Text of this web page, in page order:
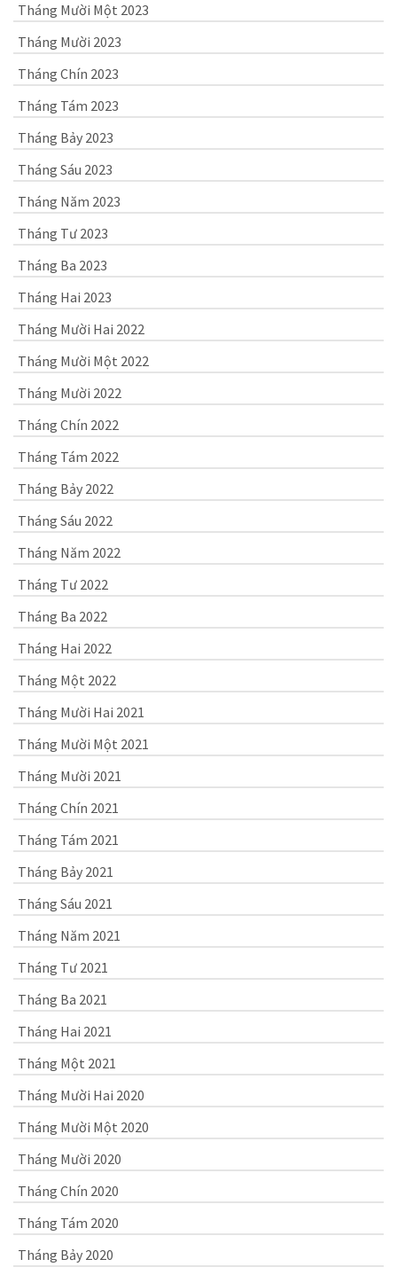
Tháng Mười Một 2023
Tháng Mười 2023
Tháng Chín 2023
Tháng Tám 2023
Tháng Bảy 2023
Tháng Sáu 2023
Tháng Năm 2023
Tháng Tư 2023
Tháng Ba 2023
Tháng Hai 2023
Tháng Mười Hai 2022
Tháng Mười Một 2022
Tháng Mười 2022
Tháng Chín 2022
Tháng Tám 2022
Tháng Bảy 2022
Tháng Sáu 2022
Tháng Năm 2022
Tháng Tư 2022
Tháng Ba 2022
Tháng Hai 2022
Tháng Một 2022
Tháng Mười Hai 2021
Tháng Mười Một 2021
Tháng Mười 2021
Tháng Chín 2021
Tháng Tám 2021
Tháng Bảy 2021
Tháng Sáu 2021
Tháng Năm 2021
Tháng Tư 2021
Tháng Ba 2021
Tháng Hai 2021
Tháng Một 2021
Tháng Mười Hai 2020
Tháng Mười Một 2020
Tháng Mười 2020
Tháng Chín 2020
Tháng Tám 2020
Tháng Bảy 2020